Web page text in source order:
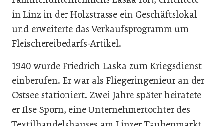
in Linz in der Holzstrasse ein Geschäftslokal
und erweiterte das Verkaufsprogramm um
Fleischereibedarfs-Artikel.
1940 wurde Friedrich Laska zum Kriegsdienst
einberufen. Er war als Fliegeringenieur an der
Ostsee stationiert. Zwei Jahre später heiratete
er Ilse Sporn, eine Unternehmertochter des